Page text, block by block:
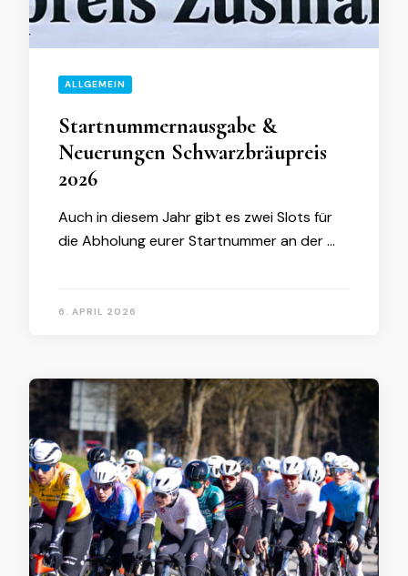
ALLGEMEIN
Startnummernausgabe &
Neuerungen Schwarzbräupreis
2026
Auch in diesem Jahr gibt es zwei Slots für
die Abholung eurer Startnummer an der …
6. APRIL 2026